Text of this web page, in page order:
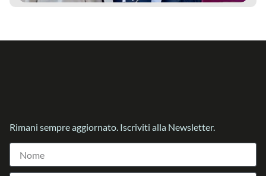
Rimani sempre aggiornato. Iscriviti alla Newsletter.